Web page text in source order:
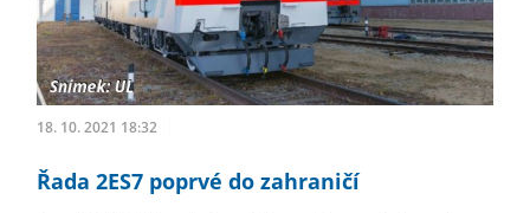
18. 10. 2021 18:32
Řada 2ES7 poprvé do zahraničí